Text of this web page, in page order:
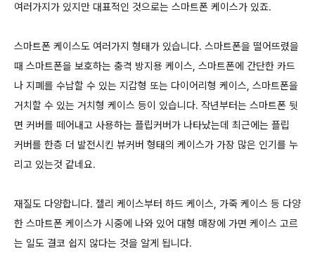
여러가지가 있지만 대표적인 것으로는 스마트폰 케이스가 있죠.
스마트폰 케이스도 여러가지 형태가 있습니다. 스마트폰을 떨어뜨렸을
때 스마트폰을 보호하는 충격 방지용 케이스, 스마트폰에 간단한 카드
나 지폐를 수납할 수 있는 지갑형 또는 다이어리형 케이스, 스마트폰을
거치할 수 있는 거치형 케이스 등이 있습니다. 작년부터는 스마트폰 뒷
면 커버를 떼어내고 사용하는 플립커버가 나타났는데 최근에는 플립
커버를 한층 더 발전시킨 뷰커버 형태의 케이스가 가장 많은 인기를 누
리고 있는것 같네요.
재질도 다양합니다. 젤리 케이스부터 하드 케이스, 가죽 케이스 등 다양
한 스마트폰 케이스가 시중에 나와 있어 대형 매장에 가면 케이스 고르
는 일도 결코 쉽지 않다는 것을 알게 됩니다.